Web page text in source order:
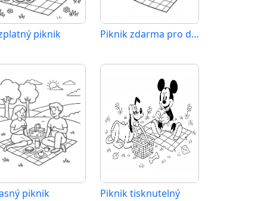
piknik Piknik zdarma pro děti
piknik Piknik tisknutelný